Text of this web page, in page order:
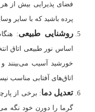
فضای پذیرایی بیش از
پرده باشید که با سایر
روشنایی طبیعی:
اساس نور طبیعی اتاق
خورشید آسیب می‌بینند
اتاق‌های آفتابی مناسب
تعدیل دما: برخی از
گرما را دورن خود نگه